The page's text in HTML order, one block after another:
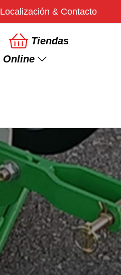
Localización & Contacto
Tiendas
Online
×
Desbrozadoras
Atomizadores